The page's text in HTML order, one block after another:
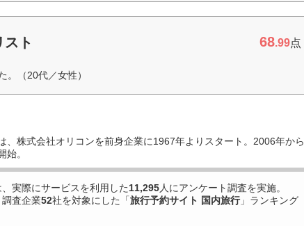
ト 68.99点
。（20代／女性）
、株式会社オリコンを前身企業に1967年よりスタート。2006年から
始。
実際にサービスを利用した11,295人にアンケート調査を実施。
査企業52社を対象にした「旅行予約サイト 国内旅行」ランキング